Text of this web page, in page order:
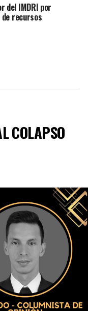
del IMDRI por
recursos
COLAPSO